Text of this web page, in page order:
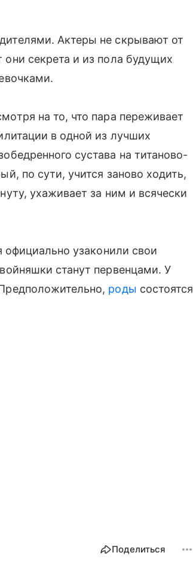
Актеры не скрывают от
они секрета и из пола будущих
на то, что пара переживает
в одной из лучших
сустава на титаново-
по сути, учится заново ходить,
ухаживает за ним и всячески
узаконили свои
станут первенцами. У
роды состоятся
Поделиться